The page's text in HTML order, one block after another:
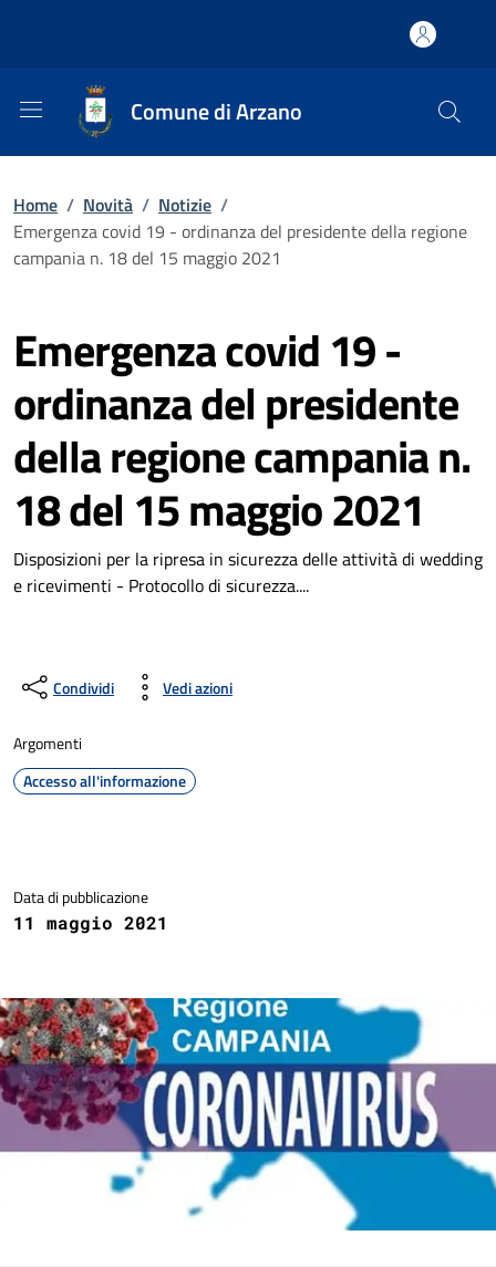
Comune di Arzano
Home / Novità / Notizie /
Emergenza covid 19 - ordinanza del presidente della regione
campania n. 18 del 15 maggio 2021
Emergenza covid 19 -
ordinanza del presidente
della regione campania n.
18 del 15 maggio 2021
Disposizioni per la ripresa in sicurezza delle attività di wedding
e ricevimenti - Protocollo di sicurezza....
Condividi Vedi azioni
Argomenti
Accesso all'informazione
Data di pubblicazione
11 maggio 2021